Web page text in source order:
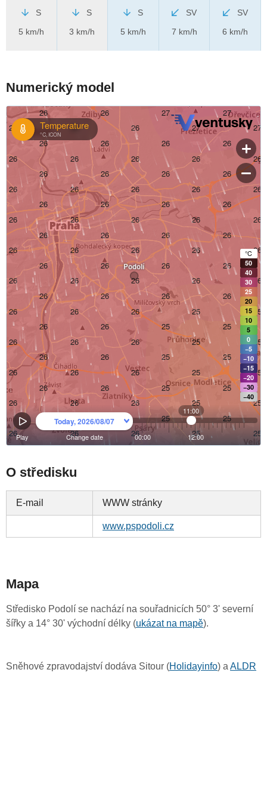
S
5 km/h
S
3 km/h
S
5 km/h
SV
7 km/h
SV
6 km/h
Numerický model
O středisku
E-mail WWW stránky
www.pspodoli.cz
Mapa
Středisko Podolí se nachází na souřadnicích 50° 3' severní
šířky a 14° 30' východní délky (ukázat na mapě).
Sněhové zpravodajství dodáva Sitour (Holidayinfo) aALDR